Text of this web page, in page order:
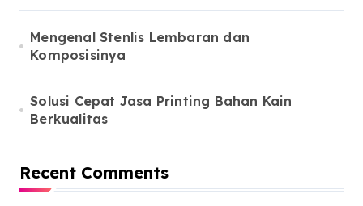
Mengenal Stenlis Lembaran dan
Komposisinya
Solusi Cepat Jasa Printing Bahan Kain
Berkualitas
Recent Comments